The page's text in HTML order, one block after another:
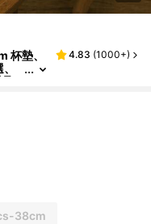
杯墊、
4.83 (1000+)
38cm